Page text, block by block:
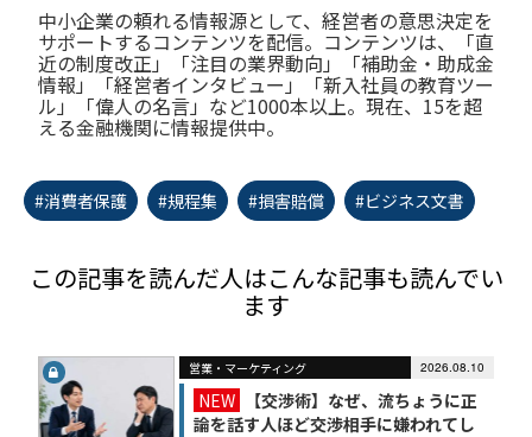
中小企業の頼れる情報源として、経営者の意思決定を
サポートするコンテンツを配信。コンテンツは、「直
近の制度改正」「注目の業界動向」「補助金・助成金
情報」「経営者インタビュー」「新入社員の教育ツー
ル」「偉人の名言」など1000本以上。現在、15を超
える金融機関に情報提供中。
#消費者保護 #規程集 #損害賠償 #ビジネス文書
この記事を読んだ人はこんな記事も読んでい
ます
営業・マーケティング 2026.08.10
NEW
【交渉術】なぜ、流ちょうに正
論を話す人ほど交渉相手に嫌われてし